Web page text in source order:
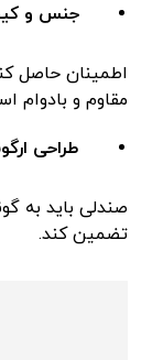
جنس و
اطمینان حاصل
مقاوم و بادوام
طراحی
صندلی باید به
تضمین کند.